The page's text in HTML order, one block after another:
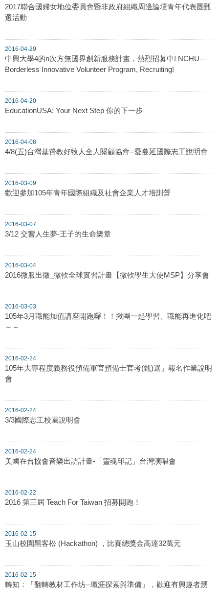
2017聯合國婦女地位委員會暨非政府組織周邊論壇青年代表團甄
選活動
2016-04-29
中興大學4的n次方無國界創新服務計畫，熱烈招募中! NCHU---
Borderless Innovative Volunteer Program, Recruiting!
2016-04-20
EducationUSA: Your Next Step 你的下一步
2016-04-08
4/8(五)台灣基督教好牧人全人關顧協會--愛蔓延國際志工說明會
2016-03-09
歡迎參加105年青年國際組織及社會企業人才培訓營
2016-03-07
3/12 交響人生夢-王子的生命樂章
2016-03-04
2016微服出徵_微軟全球實習計畫【微軟學生大使MSP】分享會
2016-03-03
105年3月職能加值講座開跑囉！！揪團一起學習、職能再進化吧
～～
2016-02-24
105年大專程度義務役預備軍官預備士官考(甄)選」報名作業說明
會
2016-02-24
3/3國際志工校園說明會
2016-02-24
美國在台協會音樂出訪計畫-「靈魂印記」台灣演唱會
2016-02-22
2016 第三屆 Teach For Taiwan 招募開跑！
2016-02-15
玉山校園黑客松 (Hackathon) ，比賽總獎金高達32萬元
2016-02-15
轉知：「翻轉教材工作坊--職涯探索與準備」，歡迎有興趣者踴